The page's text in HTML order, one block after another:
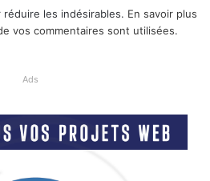
les indésirables. En savoir plus
vos commentaires sont utilisées.
Ads